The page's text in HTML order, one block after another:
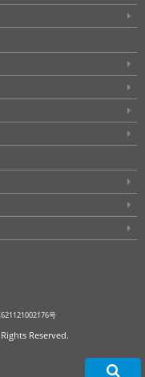
号
Reserved. クリア